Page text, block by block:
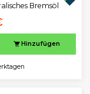
Bremsöl
Hinzufügen